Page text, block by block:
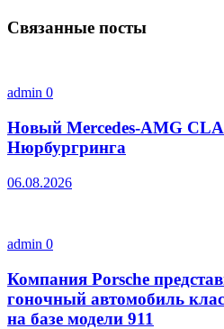
Связанные посты
admin 0
Новый Mercedes-AMG
Нюрбургринга
06.08.2026
admin 0
Компания Porsche
гоночный автомобиль
на базе модели 911